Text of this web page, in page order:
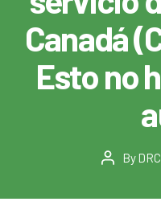
Canadá
Esto no
PostBy DRC